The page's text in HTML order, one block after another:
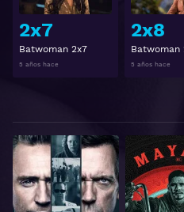
2x7
Batwoman 2x7
5 años hace
2x8
Batwoman
5 años hace